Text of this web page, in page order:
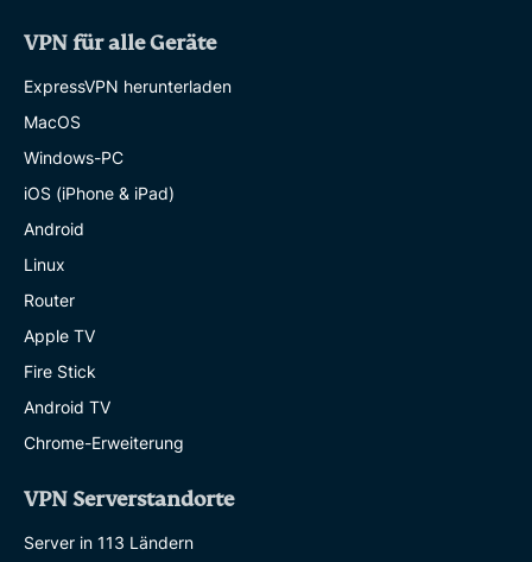
VPN für alle Geräte
ExpressVPN herunterladen
MacOS
Windows-PC
iOS (iPhone & iPad)
Android
Linux
Router
Apple TV
Fire Stick
Android TV
Chrome-Erweiterung
VPN Serverstandorte
Server in 113 Ländern